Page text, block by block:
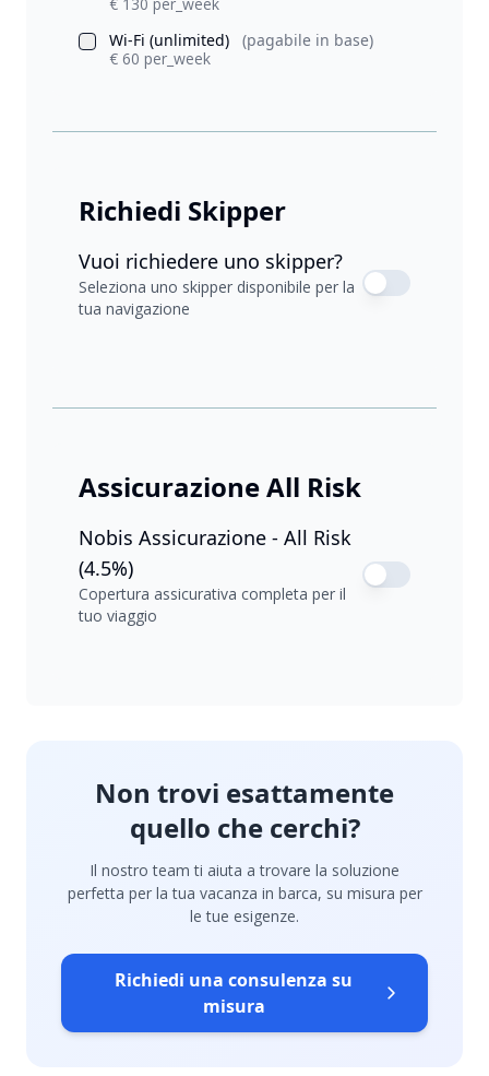
€ 130 per_week
Wi-Fi (unlimited)
(pagabile in base)
€ 60 per_week
Richiedi Skipper
Vuoi richiedere uno skipper?
Seleziona uno skipper disponibile per la
tua navigazione
Assicurazione All Risk
Nobis Assicurazione - All Risk
(4.5%)
Copertura assicurativa completa per il
tuo viaggio
Non trovi esattamente
quello che cerchi?
Il nostro team ti aiuta a trovare la soluzione
perfetta per la tua vacanza in barca, su misura per
le tue esigenze.
Richiedi una consulenza su
misura